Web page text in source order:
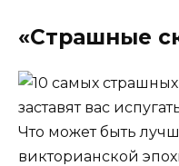
«Страшные
Что может быть
викторианской